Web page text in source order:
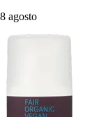
agosto